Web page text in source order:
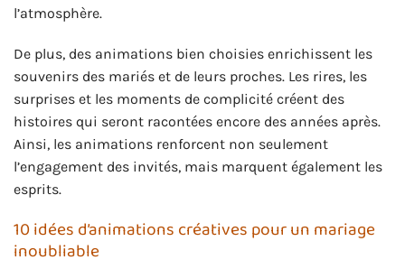
l’atmosphère.
De plus, des animations bien choisies enrichissent les
souvenirs des mariés et de leurs proches. Les rires, les
surprises et les moments de complicité créent des
histoires qui seront racontées encore des années après.
Ainsi, les animations renforcent non seulement
l’engagement des invités, mais marquent également les
esprits.
10 idées d’animations créatives pour un mariage
inoubliable